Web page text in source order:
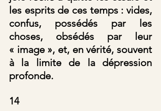
les esprits de ces temps : vides,
confus, possédés par les
choses, obsédés par leur
« image », et, en vérité, souvent
à la limite de la dépression
profonde.
14